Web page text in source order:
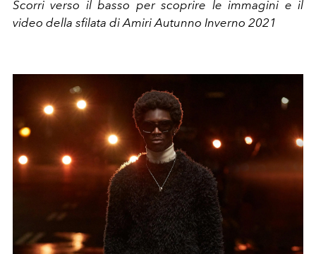
Scorri verso il basso per scoprire le immagini e il
video della sfilata di Amiri Autunno Inverno 2021